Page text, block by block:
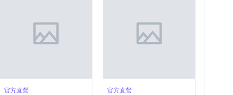
官方直營 官方直營